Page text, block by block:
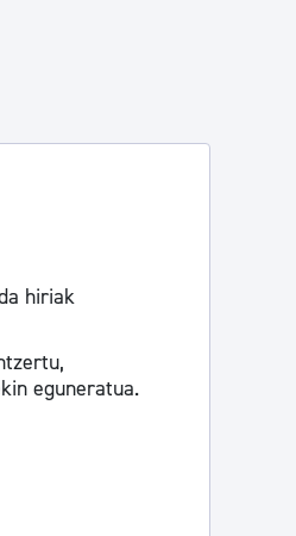
hiriak
eguneratua.